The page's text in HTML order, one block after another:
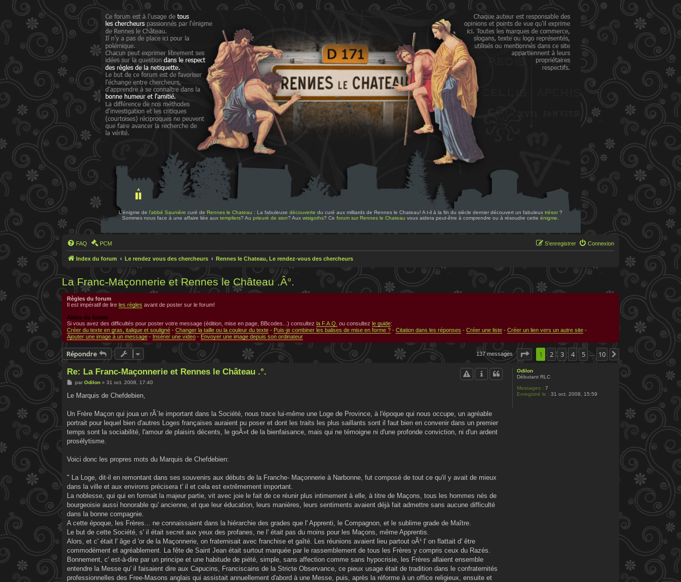
L'énigme de l'abbé Saunière curé de Rennes le Chateau : La fabuleuse découverte du curé aux milliards de Rennes le Chateau! A t-il à la fin du siècle dernier découvert un fabuleux trésor ?
Sommes nous face à une affaire liée aux templiers? Au prieuré de sion? Aux wisigoths? Ce forum sur Rennes le Chateau vous aidera peut-être à comprendre ou à résoudre cette énigme
FAQ PCM Connexion
S’enregistrer
Index du forum Le rendez vous des chercheurs Rennes le Chateau, Le rendez-vous des chercheurs
La Franc-Maçonnerie et Rennes le Château .Â°.
Règles du forum
Il est impératif de lire les règles avant de poster sur le forum!
Aides du forum
Si vous avez des difficultés pour poster votre message (édition, mise en page, BBcodes...) consultez la F.A.Q. ou consultez le guide:
Créer du texte en gras, italique et souligné - Changer la taille ou la couleur du texte - Puis-je combiner les balises de mise en forme ? - Citation dans les réponses - Créer une liste - Créer un lien vers un autre site -
Ajouter une image à un message - Insérer une video - Envoyer une image depuis son ordinateur
Répondre 137 messages Page 1 sur10
1 2 3 4 5 … 10 Suivante
Odilon
Débutant RLC
Messages : 7
Enregistré le : 31 oct. 2008, 15:59
Re: La Franc-Maçonnerie et Rennes le Château .°.
M
s
g
par Odilon» 31 oct. 2008, 17:40
Le Marquis de Chefdebien,
Un Frère Maçon qui joua un rÃ´le important dans la Société, nous trace lui-même une Loge de Province, à l'époque qui nous occupe, un agréable
portrait pour lequel bien d'autres Loges françaises auraient pu poser et dont les traits les plus saillants sont il faut bien en convenir dans un premier
temps sont la sociabilité, l'amour de plaisirs décents, le goÃ»t de la bienfaisance, mais qui ne témoigne ni d'une profonde conviction, ni d'un ardent
prosélytisme.
Voici donc les propres mots du Marquis de Chefdebien:
" La Loge, dit-il en remontant dans ses souvenirs aux débuts de la Franche- Maçonnerie à Narbonne, fut composé de tout ce qu'il y avait de mieux
dans la ville et aux environs précisera t' il et cela est extrêmement important.
La noblesse, qui qui en formait la majeur partie, vit avec joie le fait de ce réunir plus intimement à elle, à titre de Maçons, tous les hommes nés de
bourgeoisie aussi honorable qu' ancienne, et que leur éducation, leurs manières, leurs sentiments avaient déjà fait admettre sans aucune difficulté
dans la bonne compagnie.
A cette époque, les Frères... ne connaissaient dans la hiérarchie des grades que l' Apprenti, le Compagnon, et le sublime grade de Maître.
Le but de cette Société, s' il était secret aux yeux des profanes, ne l' était pas du moins pour les Maçons, même Apprentis.
Alors, et c' était l' âge d 'or de la Maçonnerie, on fraternisait avec franchise et gaîté. Les réunions avaient lieu partout oÃ¹ l' on flattait d' être
commodément et agréablement. La fête de Saint Jean était surtout marquée par le rassemblement de tous les Frères y compris ceux du Razés.
Bonnement, c' est-à-dire par un principe et une habitude de piété, simple, sans affection comme sans hypocrisie, les Frères allaient ensemble
entendre la Messe qu' il faisaient dire aux Capucins, Franciscains de la Stricte Observance, ce pieux usage était de tradition dans le confraternités
professionnelles des Free-Masons anglais qui assistait annuellement d'abord à une Messe, puis, après la réforme à un office religieux, ensuite et